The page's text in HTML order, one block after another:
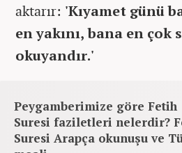
aktarır: 'Kıyamet günü
en yakını, bana en çok
okuyandır.'
Peygamberimize göre Fetih
Suresi faziletleri nelerdir?
Suresi Arapça okunuşu ve